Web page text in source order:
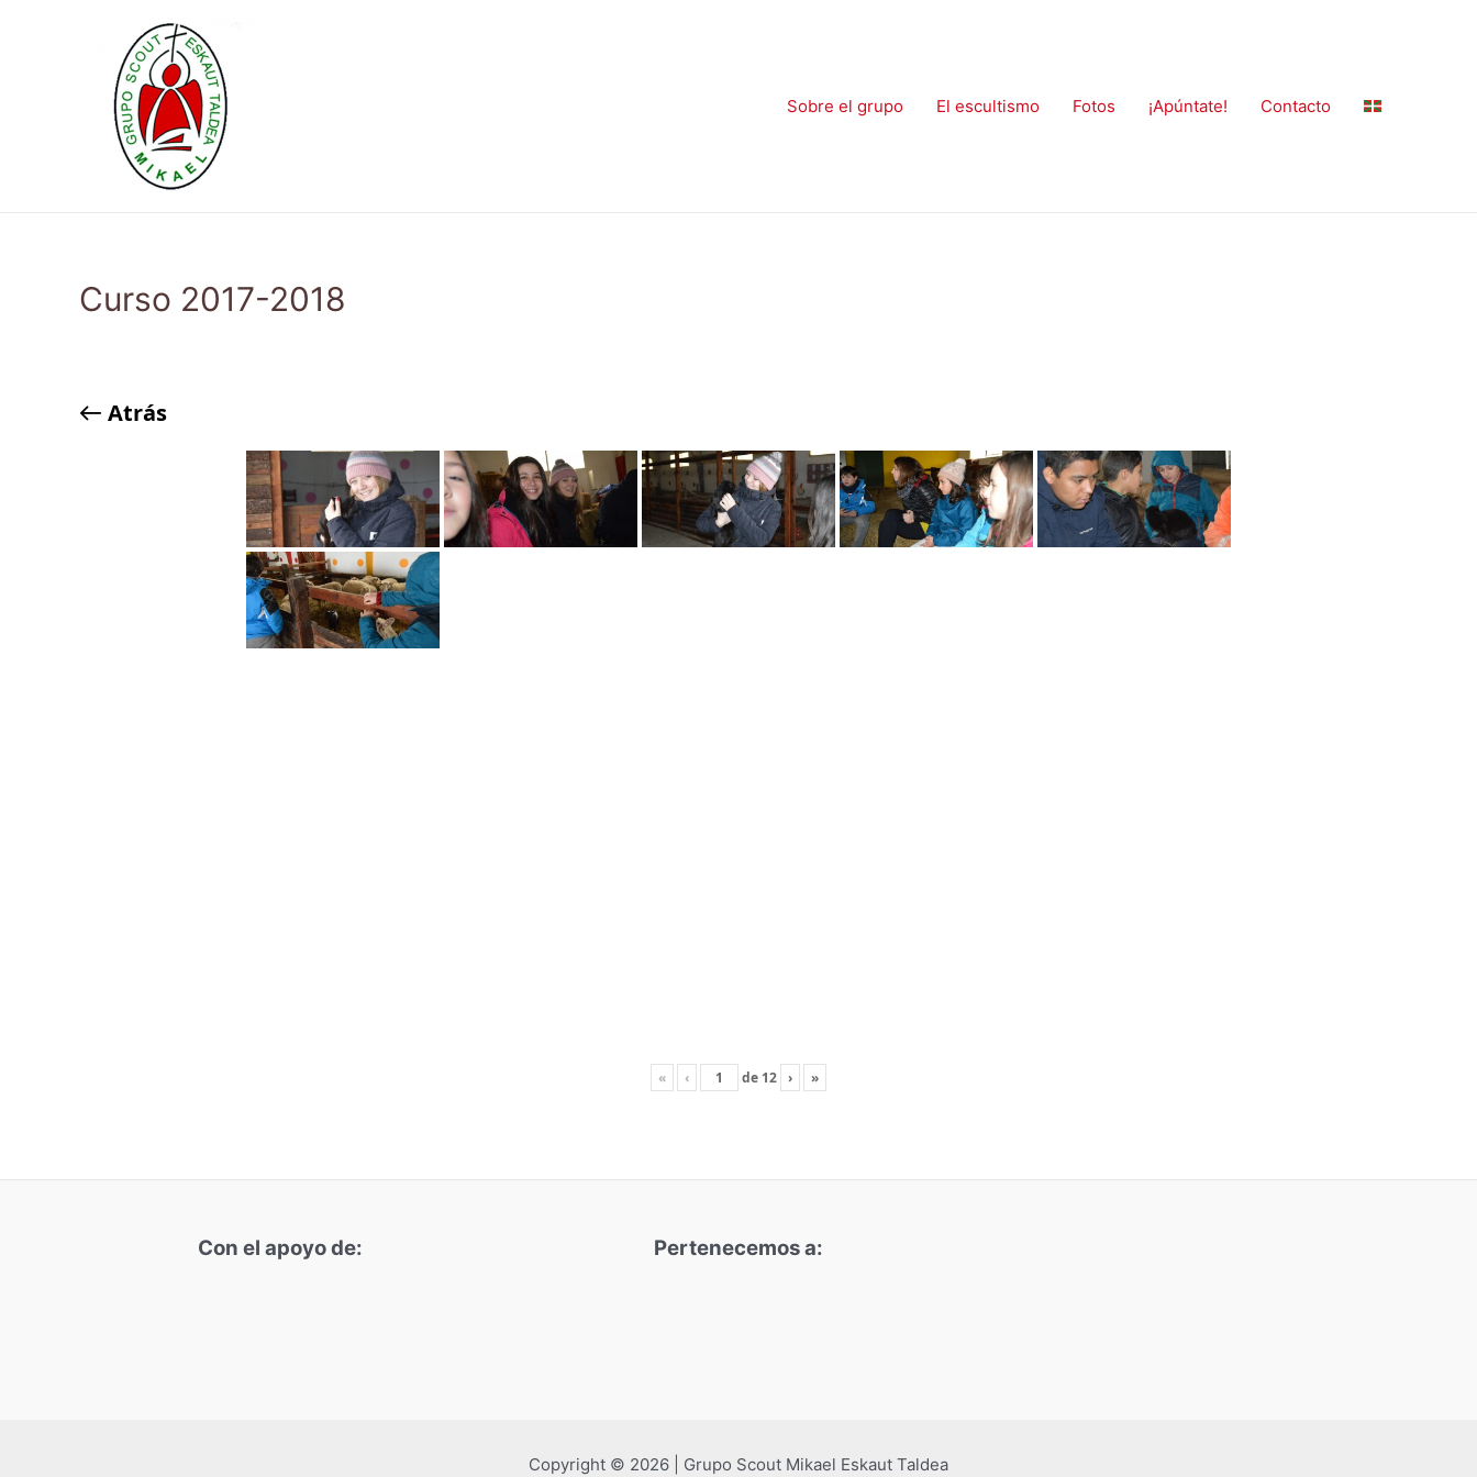
Sobre el grupo
El escultismo Fotos ¡Apúntate! Contacto
Curso 2017-2018
Atrás
« ‹ de 12 › »
Con el apoyo de: Pertenecemos a:
Copyright © 2026 | Grupo Scout Mikael Eskaut Taldea